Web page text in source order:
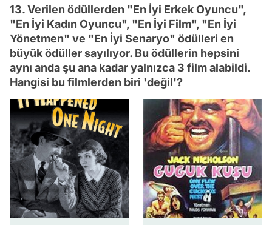
13. Verilen ödüllerden "En İyi Erkek Oyuncu",
"En İyi Kadın Oyuncu", "En İyi Film", "En İyi
Yönetmen" ve "En İyi Senaryo" ödülleri en
büyük ödüller sayılıyor. Bu ödüllerin hepsini
aynı anda şu ana kadar yalnızca 3 film alabildi.
Hangisi bu filmlerden biri 'değil'?